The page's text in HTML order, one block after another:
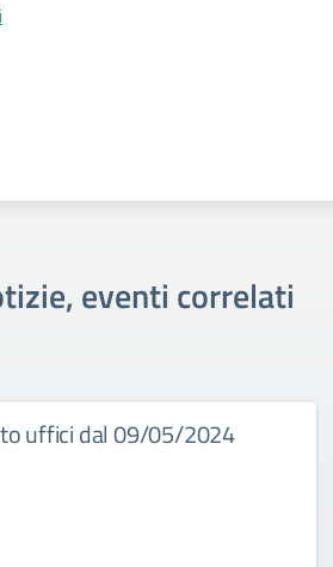
eventi correlati
uffici dal 09/05/2024